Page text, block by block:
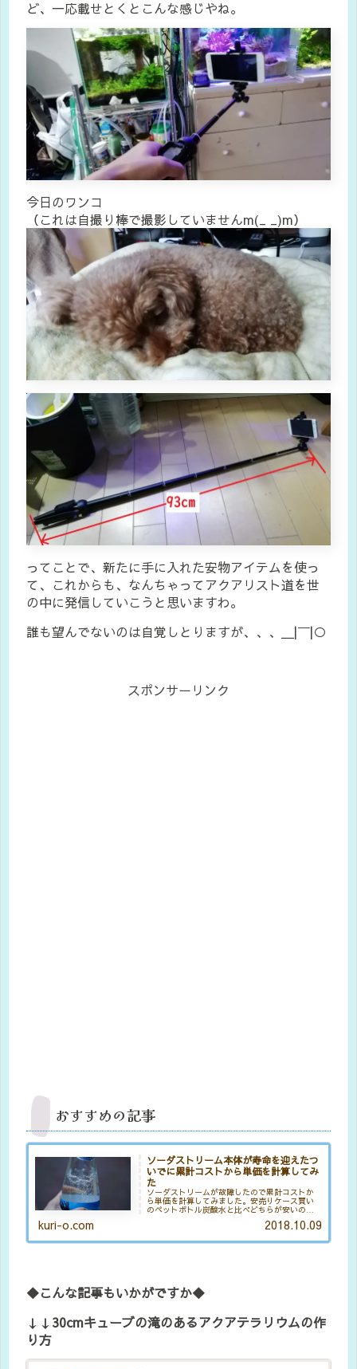
ど、一応載せとくとこんな感じやね。
今日のワンコ
（これは自撮り棒で撮影していませんm(_ _)m）
ってことで、新たに手に入れた安物アイテムを使っ
て、これからも、なんちゃってアクアリスト道を世
の中に発信していこうと思いますわ。
誰も望んでないのは自覚しとりますが、、、＿|￣|○
スポンサーリンク
おすすめの記事
ソーダストリーム本体が寿命を迎えたつ
いでに累計コストから単価を計算してみ
た
ソーダストリームが故障したので累計コストか
ら単価を計算してみました。安売りケース買い
のペットボトル炭酸水と比べどちらが安いのか
ので買い替えるのか元に戻るのかこれは非常に
よって違うと思いますが参考にはなります。
kuri-o.com 2018.10.09
◆こんな記事もいかがですか◆
↓↓30cmキューブの滝のあるアクアテラリウムの作
り方